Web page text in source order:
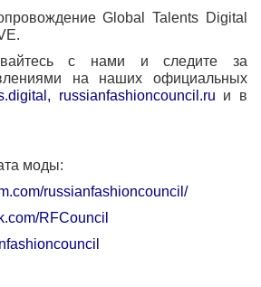
Global Talents Digital
с нами и следите за
на наших официальных
russianfashioncouncil.ru и в
моды:
russianfashioncouncil/
RFCouncil